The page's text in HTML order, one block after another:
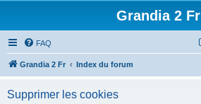
Grandia 2 Fr
FAQ
Grandia 2 Fr Index du forum
Supprimer les cookies